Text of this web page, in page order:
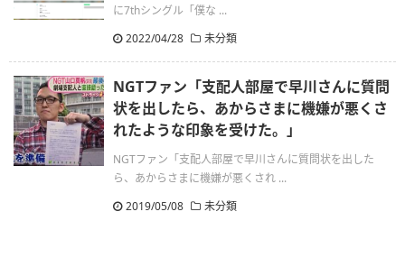
に7thシングル「僕な ...
2022/04/28
未分類
NGTファン「支配人部屋で早川さんに質問
状を出したら、あからさまに機嫌が悪くさ
れたような印象を受けた。」
NGTファン「支配人部屋で早川さんに質問状を出した
ら、あからさまに機嫌が悪くされ ...
2019/05/08
未分類